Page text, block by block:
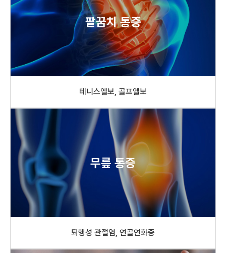
팔꿈치 통증
테니스엘보, 골프엘보
무릎 통증
퇴행성 관절염, 연골연화증